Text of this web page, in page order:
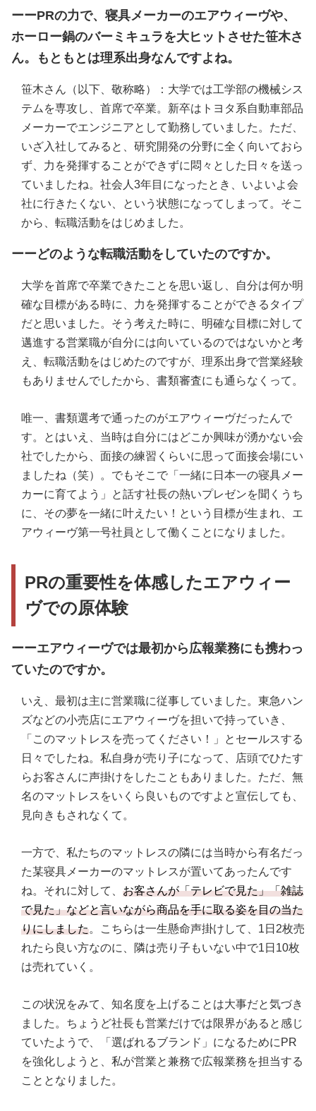
ーーPRの力で、寝具メーカーのエアウィーヴや、
ホーロー鍋のバーミキュラを大ヒットさせた笹木さ
ん。もともとは理系出身なんですよね。
笹木さん（以下、敬称略）：大学では工学部の機械シス
テムを専攻し、首席で卒業。新卒はトヨタ系自動車部品
メーカーでエンジニアとして勤務していました。ただ、
いざ入社してみると、研究開発の分野に全く向いておら
ず、力を発揮することができずに悶々とした日々を送っ
ていましたね。社会人3年目になったとき、いよいよ会
社に行きたくない、という状態になってしまって。そこ
から、転職活動をはじめました。
ーーどのような転職活動をしていたのですか。
大学を首席で卒業できたことを思い返し、自分は何か明
確な目標がある時に、力を発揮することができるタイプ
だと思いました。そう考えた時に、明確な目標に対して
邁進する営業職が自分には向いているのではないかと考
え、転職活動をはじめたのですが、理系出身で営業経験
もありませんでしたから、書類審査にも通らなくって。
唯一、書類選考で通ったのがエアウィーヴだったんで
す。とはいえ、当時は自分にはどこか興味が湧かない会
社でしたから、面接の練習くらいに思って面接会場にい
ましたね（笑）。でもそこで「一緒に日本一の寝具メー
カーに育てよう」と話す社長の熱いプレゼンを聞くうち
に、その夢を一緒に叶えたい！という目標が生まれ、エ
アウィーヴ第一号社員として働くことになりました。
PRの重要性を体感したエアウィー
ヴでの原体験
ーーエアウィーヴでは最初から広報業務にも携わっ
ていたのですか。
いえ、最初は主に営業職に従事していました。東急ハン
ズなどの小売店にエアウィーヴを担いで持っていき、
「このマットレスを売ってください！」とセールスする
日々でしたね。私自身が売り子になって、店頭でひたす
らお客さんに声掛けをしたこともありました。ただ、無
名のマットレスをいくら良いものですよと宣伝しても、
見向きもされなくて。
一方で、私たちのマットレスの隣には当時から有名だっ
た某寝具メーカーのマットレスが置いてあったんです
ね。それに対して、 お客さんが「テレビで見た」「雑誌
で見た」などと言いながら商品を手に取る姿を目の当た
りにしました。こちらは一生懸命声掛けして、1日2枚売
れたら良い方なのに、隣は売り子もいない中で1日10枚
は売れていく。
この状況をみて、知名度を上げることは大事だと気づき
ました。ちょうど社長も営業だけでは限界があると感じ
ていたようで、「選ばれるブランド」になるためにPR
を強化しようと、私が営業と兼務で広報業務を担当する
こととなりました。